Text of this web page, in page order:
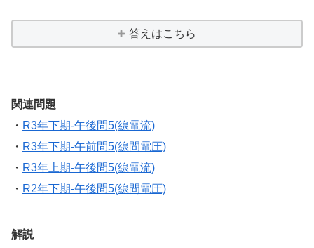
答えはこちら
関連問題
・ R3年下期-午後問5(線電流)
・ R3年下期-午前問5(線間電圧)
・ R3年上期-午後問5(線電流)
・ R2年下期-午後問5(線間電圧)
解説